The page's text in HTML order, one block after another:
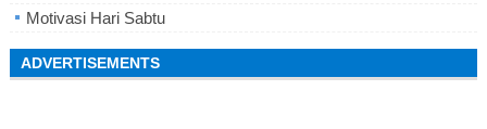
Motivasi Hari Sabtu
ADVERTISEMENTS